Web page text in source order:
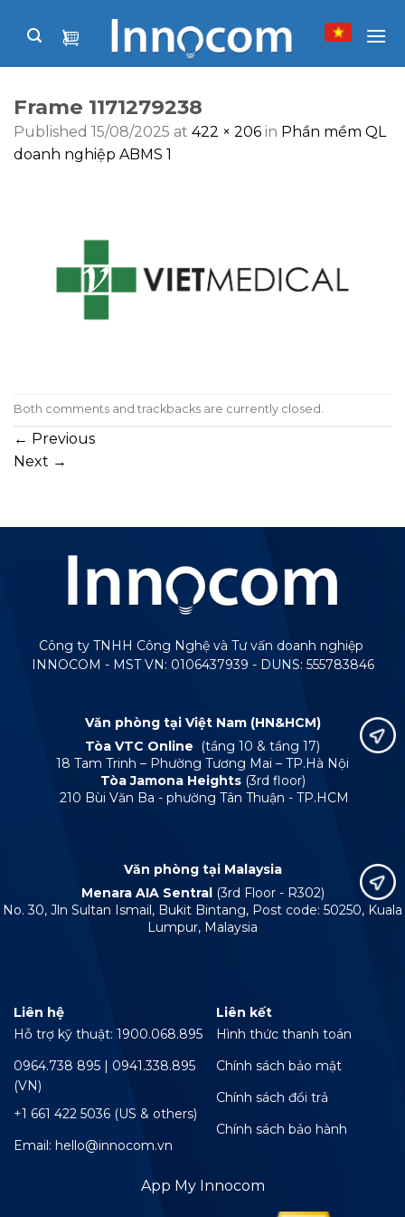
Frame 1171279238
Published 15/08/2025 at 422 × 206 in Phần mềm QL
doanh nghiệp ABMS 1
Both comments and trackbacks are currently closed.
← Previous
Next →
Công ty TNHH Công Nghệ và Tư vấn doanh nghiệp
INNOCOM - MST VN: 0106437939 - DUNS: 555783846
Văn phòng tại Việt Nam (HN&HCM)
Tòa VTC Online
(tầng 10 & tầng 17)
18 Tam Trinh – Phường Tương Mai – TP.Hà Nội
Tòa Jamona Heights (3rd floor)
210 Bùi Văn Ba - phường Tân Thuận - TP.HCM
Văn phòng tại Malaysia
Menara AIA Sentral (3rd Floor - R302)
No. 30, Jln Sultan Ismail, Bukit Bintang, Post code: 50250, Kuala
Lumpur, Malaysia
Liên hệ
Hỗ trợ kỹ thuật: 1900.068.895
0964.738 895 | 0941.338.895
(VN)
+1 661 422 5036 (US & others)
Email: hello@innocom.vn
Liên kết
Hình thức thanh toán
Chính sách bảo mật
Chính sách đổi trả
Chính sách bảo hành
App My Innocom